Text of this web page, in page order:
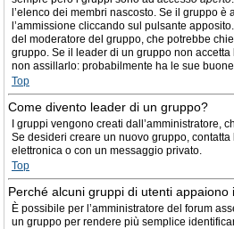
l’elenco dei membri nascosto. Se il gruppo è
l’ammissione cliccando sul pulsante
del moderatore del gruppo, che potrebbe
gruppo. Se il leader di un gruppo non
non assillarlo: probabilmente ha le sue
Top
Come divento leader di un gruppo?
I gruppi vengono creati dall’amministratore,
Se desideri creare un nuovo gruppo, contatta
elettronica o con un messaggio privato.
Top
Perché alcuni gruppi di utenti appaiono
È possibile per l’amministratore del forum
un gruppo per rendere più semplice